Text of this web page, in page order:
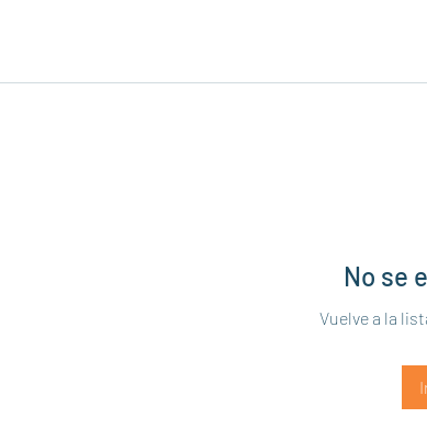
No se
Vuelve a la